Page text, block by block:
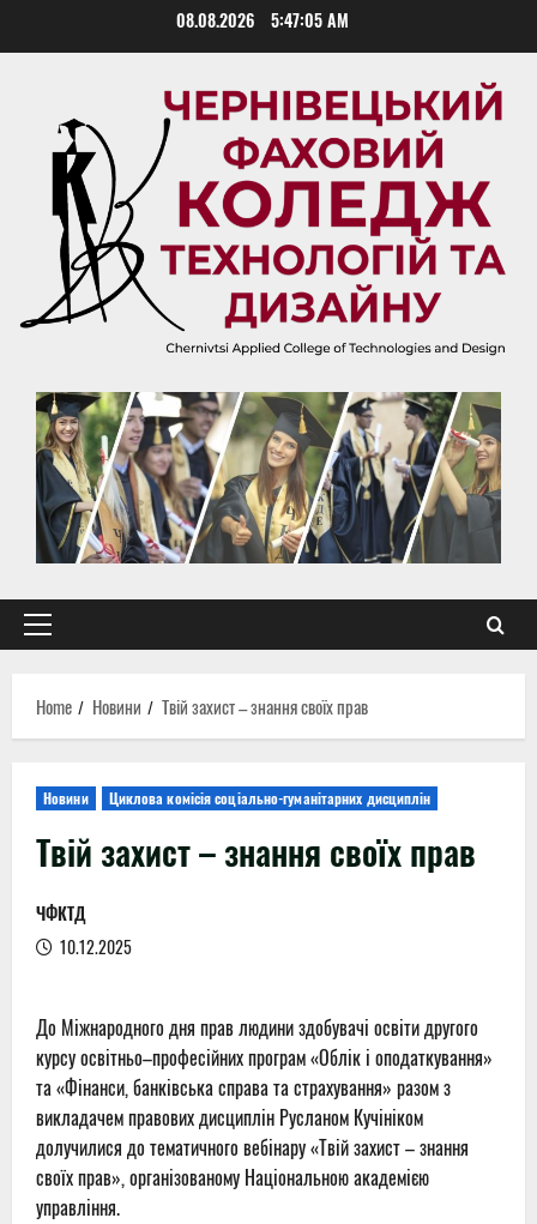
08.08.2026 5:47:06 AM
Primary
Home
Новини Твій захист – знання своїх прав
Новини Циклова комісія соціально-гуманітарних дисциплін
Твій захист – знання своїх прав
ЧФКТД
10.12.2025
До Міжнародного дня прав людини здобувачі освіти другого
курсу освітньо–професійних програм «Облік і оподаткування»
та «Фінанси, банківська справа та страхування» разом з
викладачем правових дисциплін Русланом Кучініком
долучилися до тематичного вебінару «Твій захист – знання
своїх прав», організованому Національною академією
управління.